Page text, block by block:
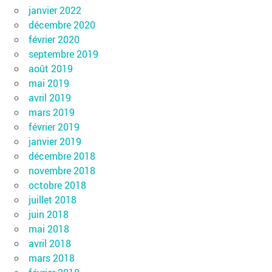
janvier 2022
décembre 2020
février 2020
septembre 2019
août 2019
mai 2019
avril 2019
mars 2019
février 2019
janvier 2019
décembre 2018
novembre 2018
octobre 2018
juillet 2018
juin 2018
mai 2018
avril 2018
mars 2018